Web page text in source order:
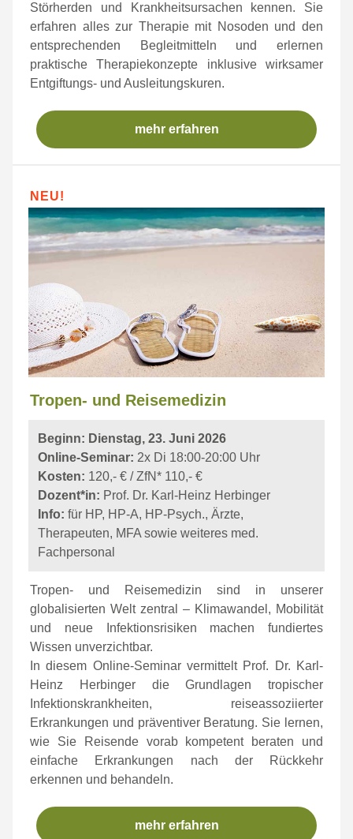
Störherden und Krankheitsursachen kennen. Sie
erfahren alles zur Therapie mit Nosoden und den
entsprechenden Begleitmitteln und erlernen
praktische Therapiekonzepte inklusive wirksamer
Entgiftungs- und Ausleitungskuren.
mehr erfahren
NEU!
Tropen- und Reisemedizin
Beginn: Dienstag, 23. Juni 2026
Online-Seminar: 2x Di 18:00-20:00 Uhr
Kosten: 120,- € / ZfN* 110,- €
Dozent*in: Prof. Dr. Karl-Heinz Herbinger
Info: für HP, HP-A, HP-Psych., Ärzte,
Therapeuten, MFA sowie weiteres med.
Fachpersonal
Tropen- und Reisemedizin sind in unserer
globalisierten Welt zentral – Klimawandel, Mobilität
und neue Infektionsrisiken machen fundiertes
Wissen unverzichtbar.
In diesem Online-Seminar vermittelt Prof. Dr. Karl-
Heinz Herbinger die Grundlagen tropischer
Infektionskrankheiten, reiseassoziierter
Erkrankungen und präventiver Beratung. Sie lernen,
wie Sie Reisende vorab kompetent beraten und
einfache Erkrankungen nach der Rückkehr
erkennen und behandeln.
mehr erfahren